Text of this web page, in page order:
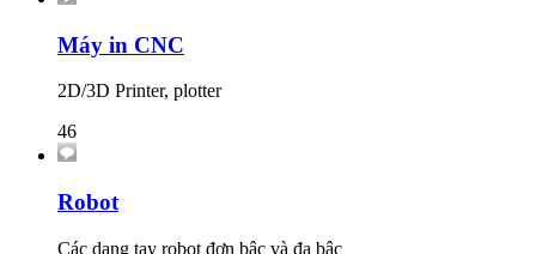
Máy in CNC
2D/3D Printer, plotter
46
Robot
Các dạng tay robot đơn bậc và đa bậc